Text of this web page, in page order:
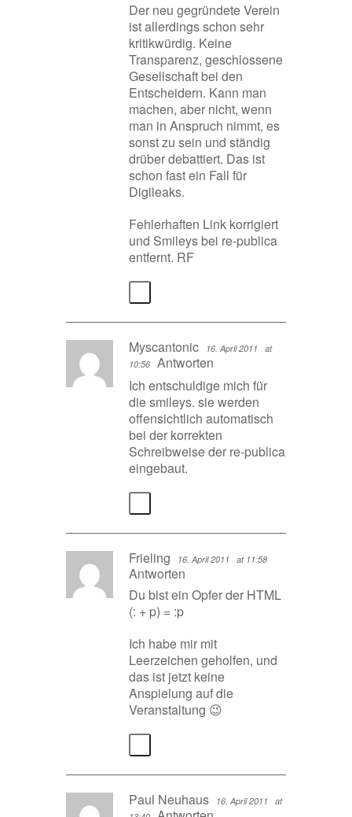
Der neu gegründete Verein
ist allerdings schon sehr
kritikwürdig. Keine
Transparenz, geschlossene
Gesellschaft bei den
Entscheidern. Kann man
machen, aber nicht, wenn
man in Anspruch nimmt, es
sonst zu sein und ständig
drüber debattiert. Das ist
schon fast ein Fall für
Digileaks.
Fehlerhaften Link korrigiert
und Smileys bei re-publica
entfernt. RF
Myscantonic 16. April 2011
at
10:56 Antworten
Ich entschuldige mich für
die smileys. sie werden
offensichtlich automatisch
bei der korrekten
Schreibweise der re-publica
eingebaut.
Frieling 16. April 2011 at 11:58
Antworten
Du bist ein Opfer der HTML
(: + p) = :p
Ich habe mir mit
Leerzeichen geholfen, und
das ist jetzt keine
Anspielung auf die
Veranstaltung 😉
Paul Neuhaus 16. April 2011
at